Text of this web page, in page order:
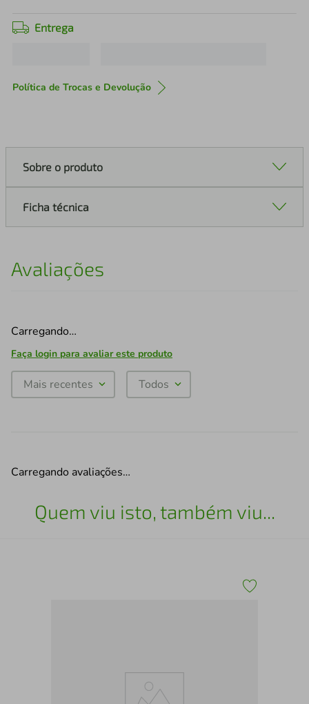
Entrega
Política de Trocas e Devolução
Sobre o produto
Ficha técnica
Avaliações
Carregando…
Faça login para avaliar este produto
Mais recentes Todos
Carregando avaliações…
Quem viu isto, também viu...